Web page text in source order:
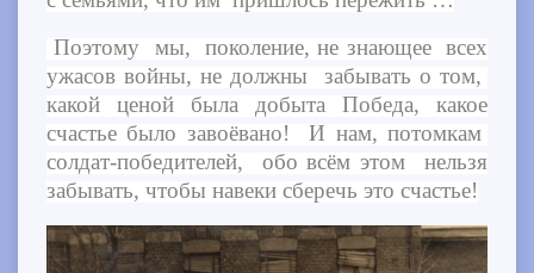
Поэтому мы, поколение, не знающее всех
ужасов войны, не должны забывать о том,
какой ценой была добыта Победа, какое
счастье было завоёвано! И нам, потомкам
солдат-победителей, обо всём этом нельзя
забывать, чтобы навеки сберечь это счастье!